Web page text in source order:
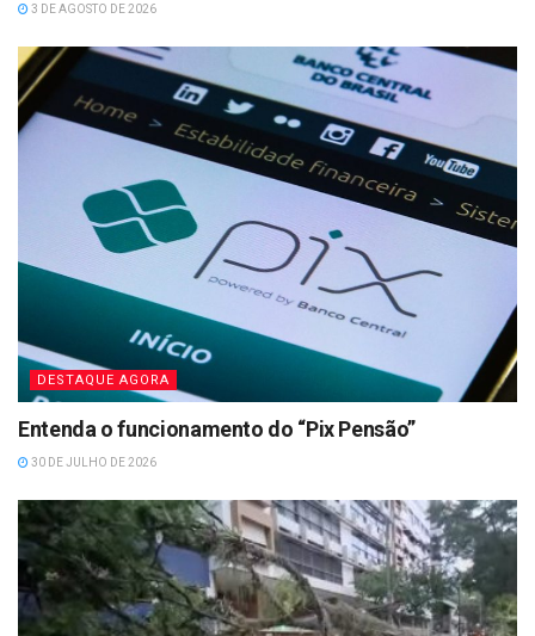
3 DE AGOSTO DE 2026
DESTAQUE AGORA
Entenda o funcionamento do “Pix Pensão”
30 DE JULHO DE 2026